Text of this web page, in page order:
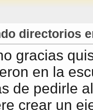
directorios
gracias
en la
de pedirle
crear un